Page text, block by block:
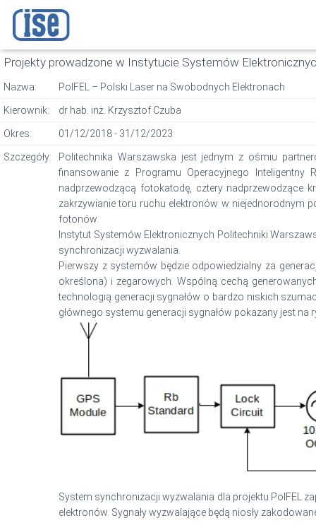
Projekty prowadzone w Instytucie Systemów
Nazwa: PolFEL – Polski Laser na Swobodnych Elektronach
Kierownik: dr hab. inż. Krzysztof Czuba
Okres: 01/12/2018 - 31/12/2023
Szczegóły:
Politechnika Warszawska jest jednym z ośmiu
finansowanie z Programu Operacyjnego Inteligentny
nadprzewodzącą fotokatodę, cztery nadprzewodzące
zakrzywianie toru ruchu elektronów w niejednorodnym
fotonów.
Instytut Systemów Elektronicznych Politechniki
synchronizacji wyzwalania.
Pierwszy z systemów będzie odpowiedzialny za
określona) i zegarowych. Wspólną cechą
technologią generacji sygnałów o bardzo niskich
głównego systemu generacji sygnałów pokazany jest na
System synchronizacji wyzwalania dla projektu PolFEL
elektronów. Sygnały wyzwalające będą niosły